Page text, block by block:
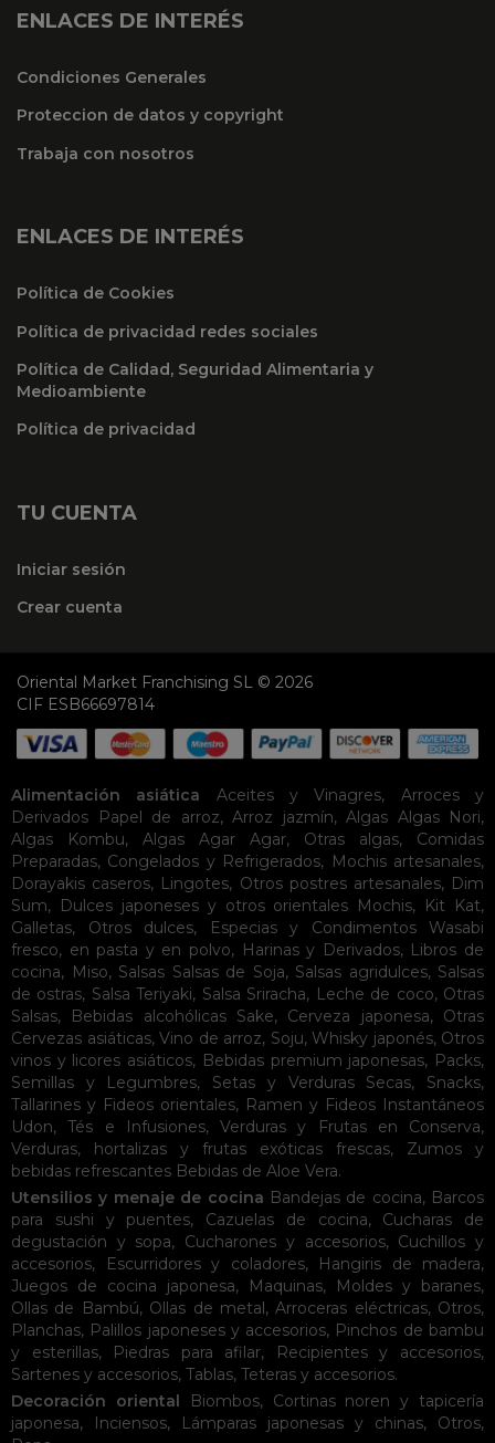
ENLACES DE INTERÉS
Condiciones Generales
Proteccion de datos y copyright
Trabaja con nosotros
ENLACES DE INTERÉS
Política de Cookies
Política de privacidad redes sociales
Política de Calidad, Seguridad Alimentaria y
Medioambiente
Política de privacidad
TU CUENTA
Iniciar sesión
Crear cuenta
Oriental Market Franchising SL © 2026
CIF ESB66697814
Alimentación asiática Aceites y Vinagres, Arroces y
Derivados
Papel de arroz, Arroz jazmín, Algas Algas Nori,
Algas Kombu, Algas Agar Agar, Otras algas, Comidas
Preparadas, Congelados y Refrigerados, Mochis artesanales,
Dorayakis caseros, Lingotes, Otros postres artesanales, Dim
Sum, Dulces japoneses y otros orientales Mochis, Kit Kat,
Galletas, Otros dulces, Especias y Condimentos
Wasabi
fresco, en pasta y en polvo, Harinas y Derivados, Libros de
cocina, Miso, Salsas Salsas de Soja, Salsas agridulces, Salsas
de ostras, Salsa Teriyaki, Salsa Sriracha, Leche de coco, Otras
Salsas, Bebidas alcohólicas Sake, Cerveza japonesa, Otras
Cervezas asiáticas, Vino de arroz, Soju, Whisky japonés, Otros
vinos y licores asiáticos, Bebidas premium japonesas, Packs,
Semillas y Legumbres, Setas y Verduras Secas, Snacks,
Tallarines y Fideos orientales, Ramen y Fideos Instantáneos
Udon,Tés e Infusiones, Verduras y Frutas en Conserva,
Verduras, hortalizas y frutas exóticas frescas, Zumos y
bebidas refrescantes Bebidas de Aloe Vera.
Utensilios y menaje de cocina Bandejas de cocina, Barcos
para sushi y puentes, Cazuelas de cocina, Cucharas de
degustación y sopa, Cucharones y accesorios, Cuchillos y
accesorios, Escurridores y coladores, Hangiris de madera,
Juegos de cocina japonesa, Maquinas, Moldes y baranes,
Ollas de Bambú, Ollas de metal,Arroceras eléctricas, Otros,
Planchas, Palillos japoneses y accesorios, Pinchos de bambu
y esterillas, Piedras para afilar, Recipientes y accesorios,
Sartenes y accesorios, Tablas, Teteras y accesorios.
Decoración oriental
Biombos, Cortinas noren y tapicería
japonesa, Inciensos, Lámparas japonesas y chinas, Otros,